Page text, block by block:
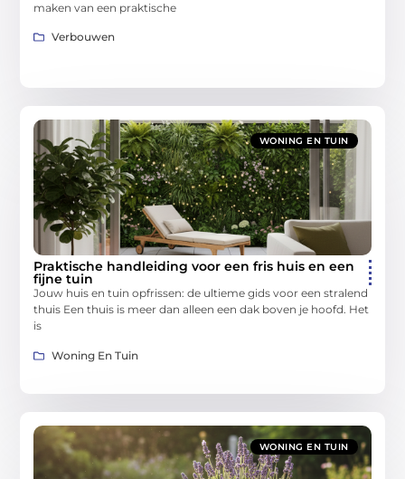
maken van een praktische
Verbouwen
WONING EN TUIN
Praktische handleiding voor een fris huis en een
fijne tuin
Jouw huis en tuin opfrissen: de ultieme gids voor een stralend
thuis Een thuis is meer dan alleen een dak boven je hoofd. Het
is
Woning En Tuin
WONING EN TUIN